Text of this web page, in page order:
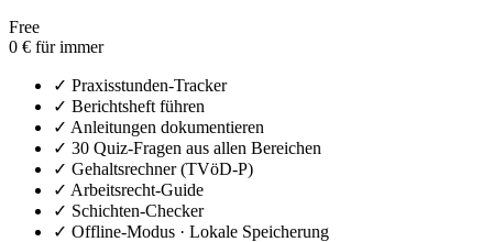
Free
0 € für immer
✓ Praxisstunden-Tracker
✓ Berichtsheft führen
✓ Anleitungen dokumentieren
✓ 30 Quiz-Fragen aus allen Bereichen
✓ Gehaltsrechner (TVöD-P)
✓ Arbeitsrecht-Guide
✓ Schichten-Checker
✓ Offline-Modus · Lokale Speicherung